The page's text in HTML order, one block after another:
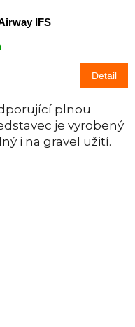
IFS
Detail
plnou
je vyrobený
i na gravel užití.